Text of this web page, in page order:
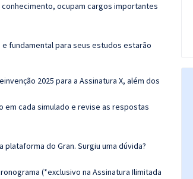
ocupam cargos importantes
fundamental para seus estudos estarão
2025 para a Assinatura X, além dos
em cada simulado e revise as respostas
do Gran. Surgiu uma dúvida?
(*exclusivo na Assinatura Ilimitada